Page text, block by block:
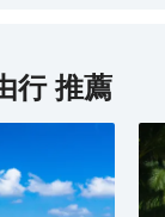
行 推薦